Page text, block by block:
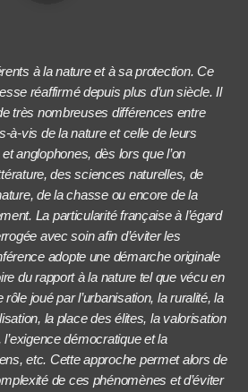
à la nature et à sa protection. Ce
réaffirmé depuis plus d’un siècle. Il
très nombreuses différences entre
à-vis de la nature et celle de leurs
anglophones, dès lors que l’on
des sciences naturelles, de
de la chasse ou encore de la
La particularité française à l’égard
avec soin afin d’éviter les
adopte une démarche originale
du rapport à la nature tel que vécu en
joué par l’urbanisation, la ruralité, la
la place des élites, la valorisation
démocratique et la
etc. Cette approche permet alors de
de ces phénomènes et d’éviter